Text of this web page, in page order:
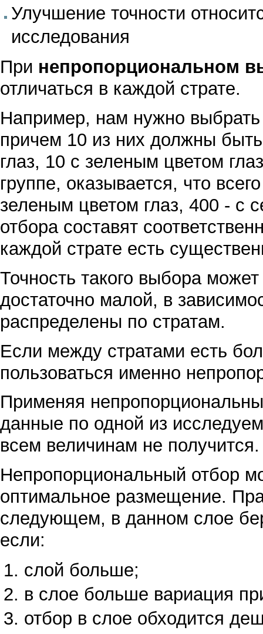
Улучшение точности
исследования
При непропорциональном
отличаться в каждой страте.
Например, нам нужно выбрать
причем 10 из них должны
глаз, 10 с зеленым цветом
группе, оказывается, что
зеленым цветом глаз, 400 - с
отбора составят
каждой страте есть
Точность такого выбора
достаточно малой, в
распределены по стратам.
Если между стратами есть
пользоваться именно
Применяя
данные по одной из
всем величинам не получится.
Непропорциональный отбор
оптимальное размещение.
следующем, в данном слое
если:
слой больше;
в слое больше вариация
отбор в слое обходится